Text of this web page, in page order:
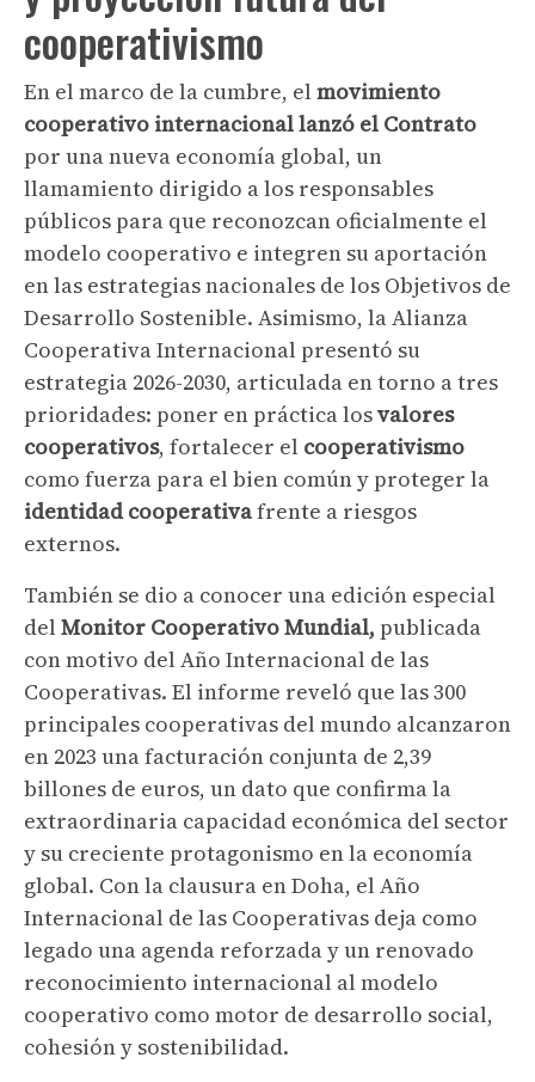
cooperativismo
En el marco de la cumbre, el movimiento
cooperativo internacional lanzó el Contrato
por una nueva economía global, un
llamamiento dirigido a los responsables
públicos para que reconozcan oficialmente el
modelo cooperativo e integren su aportación
en las estrategias nacionales de los Objetivos de
Desarrollo Sostenible. Asimismo, la Alianza
Cooperativa Internacional presentó su
estrategia 2026-2030, articulada en torno a tres
prioridades: poner en práctica losvalores
cooperativos, fortalecer el cooperativismo
como fuerza para el bien común y proteger la
identidad cooperativafrente a riesgos
externos.
También se dio a conocer una edición especial
del Monitor Cooperativo Mundial, publicada
con motivo del Año Internacional de las
Cooperativas. El informe reveló que las 300
principales cooperativas del mundo alcanzaron
en 2023 una facturación conjunta de 2,39
billones de euros, un dato que confirma la
extraordinaria capacidad económica del sector
y su creciente protagonismo en la economía
global. Con la clausura en Doha, el Año
Internacional de las Cooperativas deja como
legado una agenda reforzada y un renovado
reconocimiento internacional al modelo
cooperativo como motor de desarrollo social,
cohesión y sostenibilidad.